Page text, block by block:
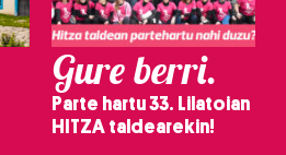
Gure berri.
Parte hartu 33. Lilatoian
HITZA taldearekin!